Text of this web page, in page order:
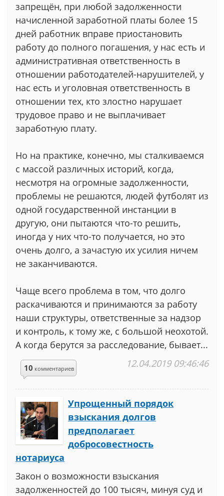
запрещён, при любой задолженности
начисленной заработной платы более 15
дней работник вправе приостановить
работу до полного погашения, у нас есть и
административная ответственность в
отношении работодателей-нарушителей, у
нас есть и уголовная ответственность в
отношении тех, кто злостно нарушает
трудовое право и не выплачивает
заработную плату.
Но на практике, конечно, мы сталкиваемся
с массой различных историй, когда,
несмотря на огромные задолженности,
проблемы не решаются, людей футболят из
одной государственной инстанции в
другую, они пытаются что-то решить,
иногда у них что-то получается, но это
очень долго, а зачастую их усилия ничем
не заканчиваются.
Чаще всего проблема в том, что долго
раскачиваются и принимаются за работу
наши структуры, ответственные за надзор
и контроль, к тому же, с большой неохотой.
А когда берутся за расследование, бывает...
10 комментариев 12.04.2019 09:46:46
Упрощенный порядок
взыскания долгов
предполагает
добросовестность
нотариуса
Закон о возможности взыскания
задолженностей до 100 тысяч, минуя суд и